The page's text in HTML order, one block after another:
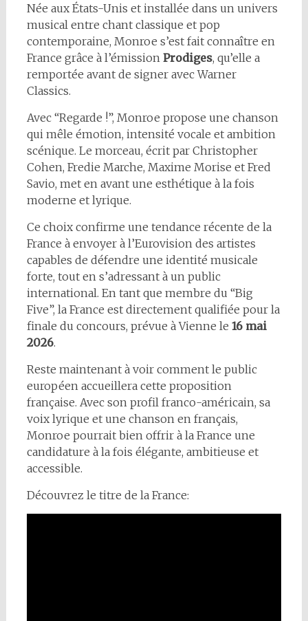
Née aux États-Unis et installée dans un univers
musical entre chant classique et pop
contemporaine, Monroe s’est fait connaître en
France grâce à l’émission Prodiges, qu’elle a
remportée avant de signer avec Warner
Classics.
Avec “Regarde !”, Monroe propose une chanson
qui mêle émotion, intensité vocale et ambition
scénique. Le morceau, écrit par Christopher
Cohen, Fredie Marche, Maxime Morise et Fred
Savio, met en avant une esthétique à la fois
moderne et lyrique.
Ce choix confirme une tendance récente de la
France à envoyer à l’Eurovision des artistes
capables de défendre une identité musicale
forte, tout en s’adressant à un public
international. En tant que membre du “Big
Five”, la France est directement qualifiée pour la
finale du concours, prévue à Vienne le 16 mai
2026.
Reste maintenant à voir comment le public
européen accueillera cette proposition
française. Avec son profil franco-américain, sa
voix lyrique et une chanson en français,
Monroe pourrait bien offrir à la France une
candidature à la fois élégante, ambitieuse et
accessible.
Découvrez le titre de la France: